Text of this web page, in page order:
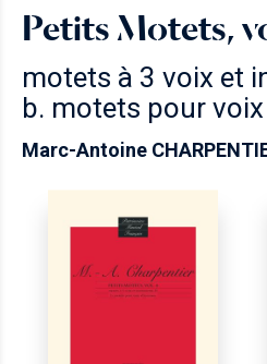
Petits Motets,
motets à 3 voix et
b. motets pour
Marc-Antoine